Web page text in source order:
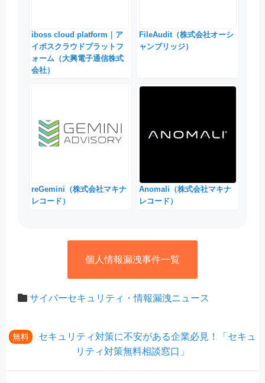
iboss cloud platform｜ア
イボスクラウドプラットフ
ォーム（大興電子通信株式
会社）
FileAudit（株式会社オーシ
ャンブリッジ）
reGemini（株式会社マキナ
レコード）
Anomali（株式会社マキナ
レコード）
個人情報漏洩事件一覧
サイバーセキュリティ・情報漏洩ニュース
無料
セキュリティ対策に不安がある企業必見！「セキュ
リティ対策無料相談窓口」